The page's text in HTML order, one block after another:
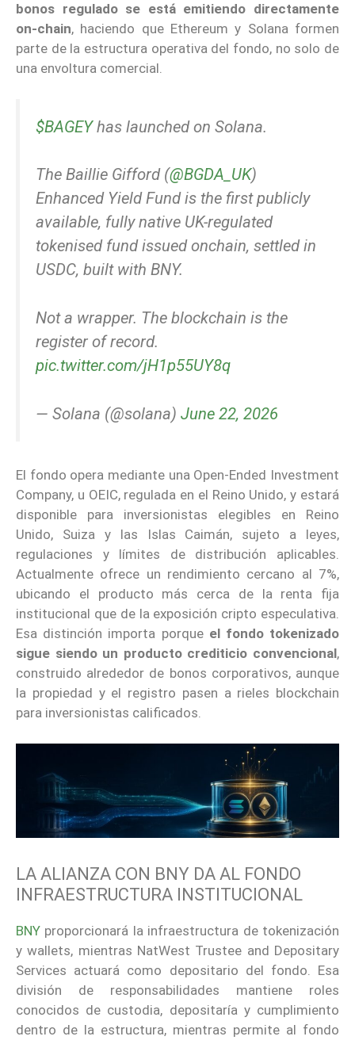
bonos regulado se está emitiendo directamente
on-chain, haciendo que Ethereum y Solana formen
parte de la estructura operativa del fondo, no solo de
una envoltura comercial.
$BAGEYhas launched on Solana.
The Baillie Gifford (@BGDA_UK)
Enhanced Yield Fund is the first publicly
available, fully native UK-regulated
tokenised fund issued onchain, settled in
USDC, built with BNY.
Not a wrapper. The blockchain is the
register of record.
pic.twitter.com/jH1p55UY8q
— Solana (@solana) June 22, 2026
El fondo opera mediante una Open-Ended Investment
Company, u OEIC, regulada en el Reino Unido, y estará
disponible para inversionistas elegibles en Reino
Unido, Suiza y las Islas Caimán, sujeto a leyes,
regulaciones y límites de distribución aplicables.
Actualmente ofrece un rendimiento cercano al 7%,
ubicando el producto más cerca de la renta fija
institucional que de la exposición cripto especulativa.
Esa distinción importa porque el fondo tokenizado
sigue siendo un producto crediticio convencional,
construido alrededor de bonos corporativos, aunque
la propiedad y el registro pasen a rieles blockchain
para inversionistas calificados.
LA ALIANZA CON BNY DA AL FONDO
INFRAESTRUCTURA INSTITUCIONAL
BNY proporcionará la infraestructura de tokenización
y wallets, mientras NatWest Trustee and Depositary
Services actuará como depositario del fondo. Esa
división de responsabilidades mantiene roles
conocidos de custodia, depositaría y cumplimiento
dentro de la estructura, mientras permite al fondo